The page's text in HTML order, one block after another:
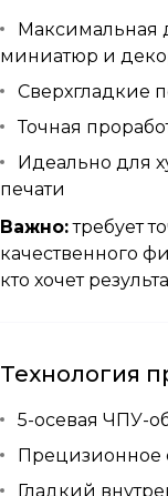
Максимальная
миниатюр и
Сверхгладкие
Точная
Идеально для
печати
Важно:требует
качественного
кто хочет
Технология
5-осевая ЧПУ-
Прецизионное
Гладкий